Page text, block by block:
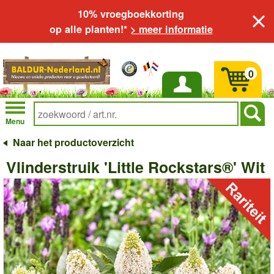
10% vroegboekkorting
op alle planten!* > meer informatie
Inloggen
Menu
0
Naar het productoverzicht
Vlinderstruik 'Little Rockstars®' Wit